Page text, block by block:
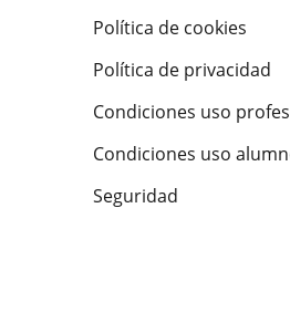
Política de cookies
Política de privacidad
Condiciones uso
Condiciones uso
Seguridad